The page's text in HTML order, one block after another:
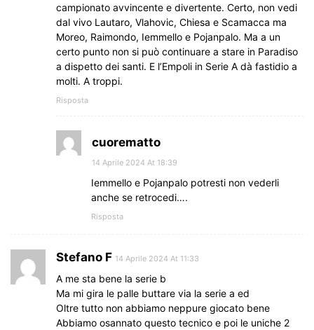
campionato avvincente e divertente. Certo, non vedi
dal vivo Lautaro, Vlahovic, Chiesa e Scamacca ma
Moreo, Raimondo, Iemmello e Pojanpalo. Ma a un
certo punto non si può continuare a stare in Paradiso
a dispetto dei santi. E l’Empoli in Serie A dà fastidio a
molti. A troppi.
Risposta
cuorematto
14 Aprile 2024 At 18:39
Iemmello e Pojanpalo potresti non vederli
anche se retrocedi….
Risposta
Stefano F 14 Aprile 2024 At 11:33
A me sta bene la serie b
Ma mi gira le palle buttare via la serie a ed
Oltre tutto non abbiamo neppure giocato bene
Abbiamo osannato questo tecnico e poi le uniche 2